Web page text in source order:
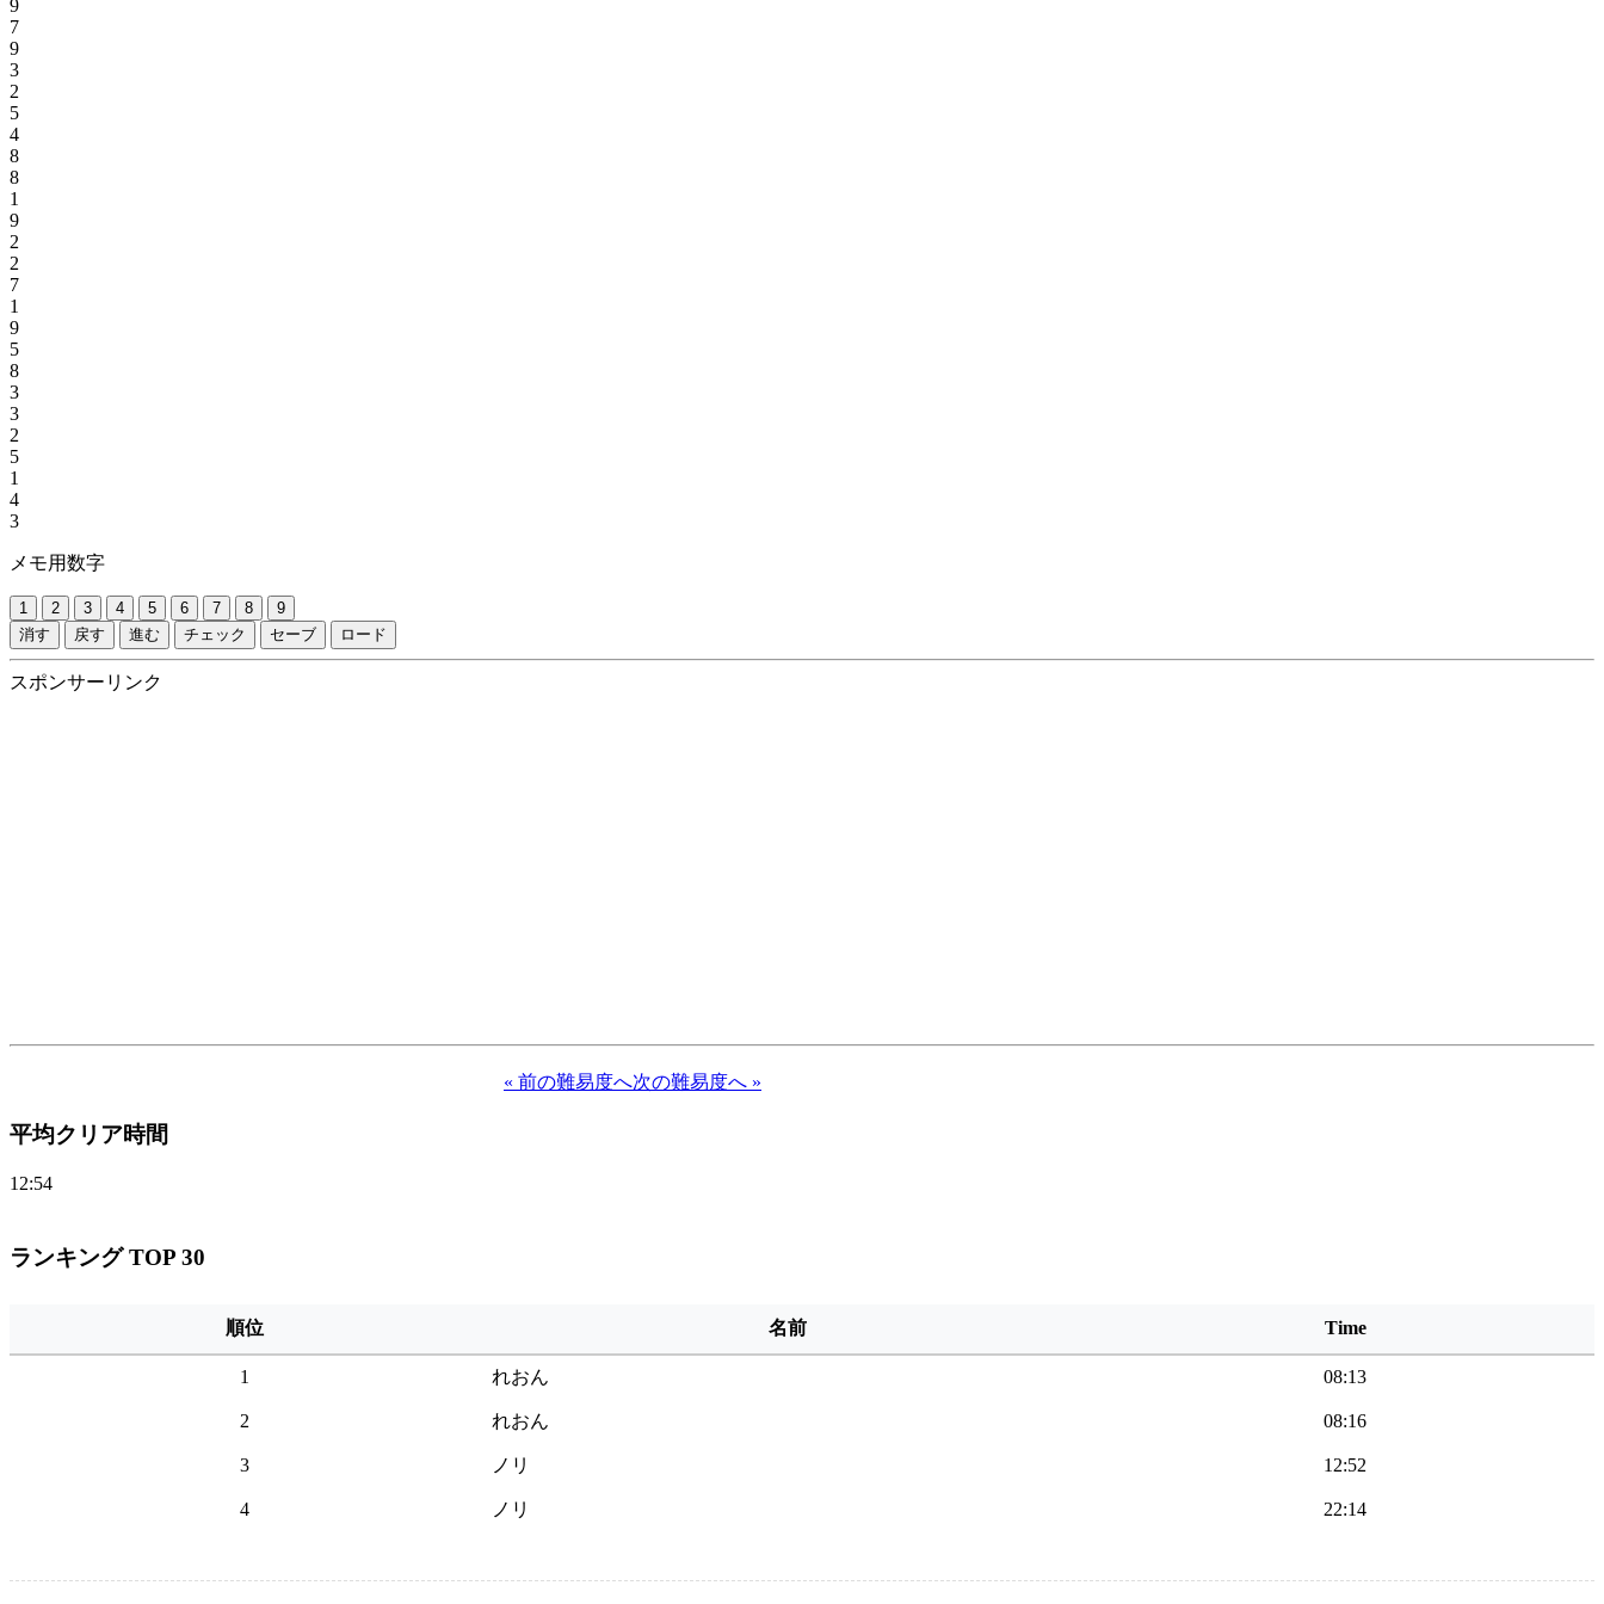
9
7
9
3
2
5
4
8
8
1
9
2
2
7
1
9
5
8
3
3
2
5
1
4
3
メモ用数字
1 2 3 4 5 6 7 8
9
消す
戻す 進む チェック セーブ ロード
スポンサーリンク
« 前の難易度へ次の難易度へ »
平均クリア時間
12:54
ランキング TOP 30
順位 名前 Time
1 れおん 08:13
2 れおん 08:16
3 ノリ 12:52
4 ノリ 22:14